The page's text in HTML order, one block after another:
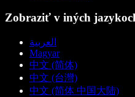
Zobraziť v iných
العربية
Magyar
中文 (简体)
中文 (台灣)
中文 (简体 中国大陆)